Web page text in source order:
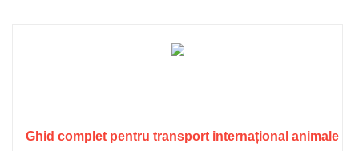
Ghid complet pentru transport internațional animale